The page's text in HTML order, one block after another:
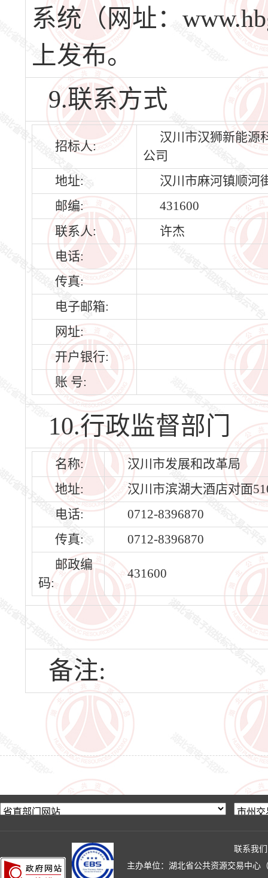
系统（网址：
上发布。
9.联系方式
招标人:
汉川市汉狮新能源
公司
地址:
汉川市麻河镇顺河
邮编:
431600
联系人:
许杰
电话:
传真:
电子邮箱:
网址:
开户银行:
账 号:
10.行政监督部门
名称:
汉川市发展和改革局
地址:
汉川市滨湖大酒店对面
电话:
0712-8396870
传真:
0712-8396870
邮政编
码:
431600
备注:
联系我们
主办单位：湖北省公共资源交易中心